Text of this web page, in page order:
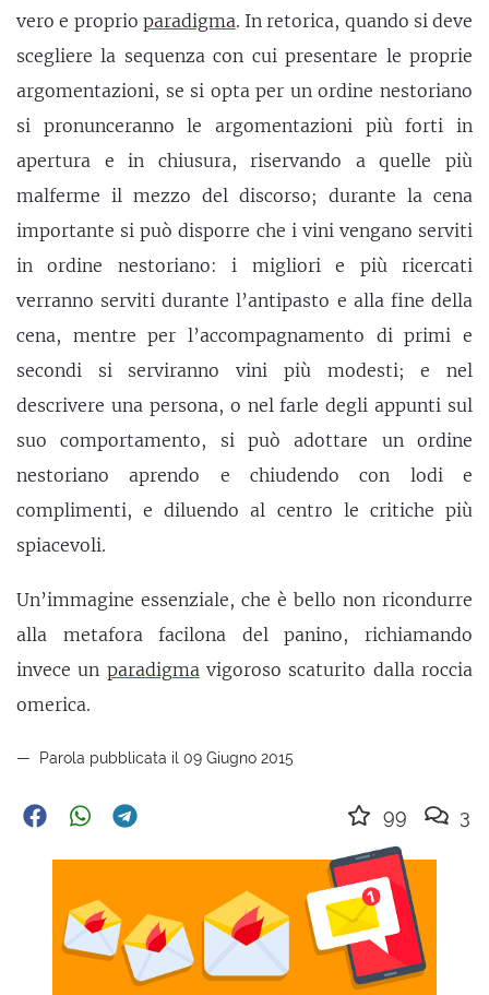
vero e proprio paradigma. In retorica, quando si deve
scegliere la sequenza con cui presentare le proprie
argomentazioni, se si opta per un ordine nestoriano
si pronunceranno le argomentazioni più forti in
apertura e in chiusura, riservando a quelle più
malferme il mezzo del discorso; durante la cena
importante si può disporre che i vini vengano serviti
in ordine nestoriano: i migliori e più ricercati
verranno serviti durante l’antipasto e alla fine della
cena, mentre per l’accompagnamento di primi e
secondi si serviranno vini più modesti; e nel
descrivere una persona, o nel farle degli appunti sul
suo comportamento, si può adottare un ordine
nestoriano aprendo e chiudendo con lodi e
complimenti, e diluendo al centro le critiche più
spiacevoli.
Un’immagine essenziale, che è bello non ricondurre
alla metafora facilona del panino, richiamando
invece un paradigma vigoroso scaturito dalla roccia
omerica.
Parola pubblicata il 09 Giugno 2015
99 3